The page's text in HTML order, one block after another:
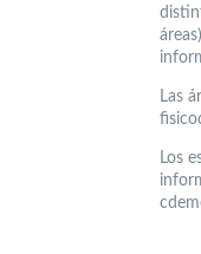
Las
Los